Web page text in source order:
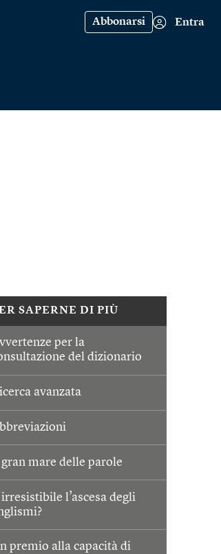
Abbonarsi Entra
SAPERNE DI PIÙ
per la
del dizionario
avanzata
mare delle parole
irresistibile l’ascesa degli
premio alla capacità di